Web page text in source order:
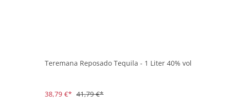
Teremana Reposado Tequila - 1 Liter 40% vol
38,79 €* 41,79 €*